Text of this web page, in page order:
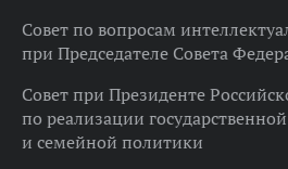
Совет по вопросам
при Председателе Совета
Совет при Президенте
по реализации
и семейной политики